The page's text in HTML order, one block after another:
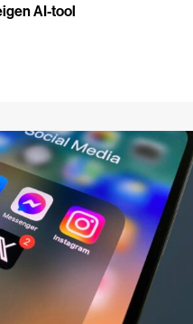
AI-tool